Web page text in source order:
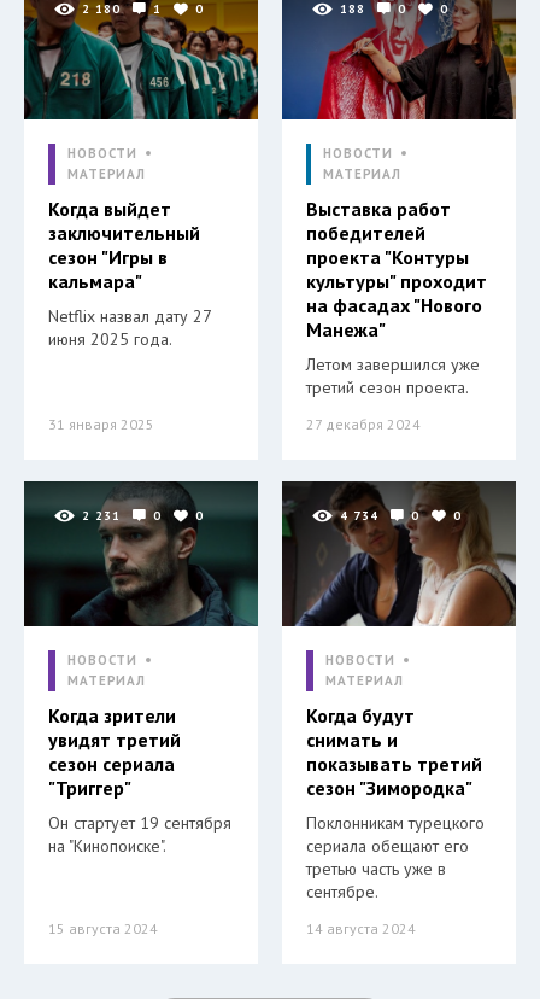
2 180 1 0
НОВОСТИ
МАТЕРИАЛ
Когда выйдет
заключительный
сезон "Игры в
кальмара"
Netflix назвал дату 27
июня 2025 года.
31 января 2025
188 0 0
НОВОСТИ
МАТЕРИАЛ
Выставка работ
победителей
проекта "Контуры
культуры" проходит
на фасадах "Нового
Манежа"
Летом завершился уже
третий сезон проекта.
27 декабря 2024
2 231 0 0
НОВОСТИ
МАТЕРИАЛ
Когда зрители
увидят третий
сезон сериала
"Триггер"
Он стартует 19 сентября
на "Кинопоиске".
15 августа 2024
4 734 0 0
НОВОСТИ
МАТЕРИАЛ
Когда будут
снимать и
показывать третий
сезон "Зимородка"
Поклонникам турецкого
сериала обещают его
третью часть уже в
сентябре.
14 августа 2024